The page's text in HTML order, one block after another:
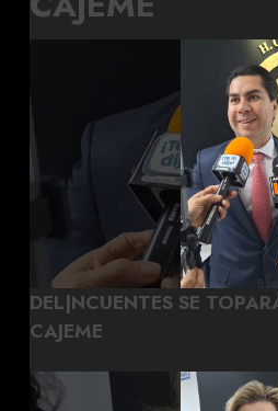
DEL|NCUENTES SE
CAJEME